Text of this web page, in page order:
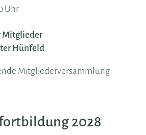
Uhr
Mitglieder
Hünfeld
Mitgliederversammlung
2028